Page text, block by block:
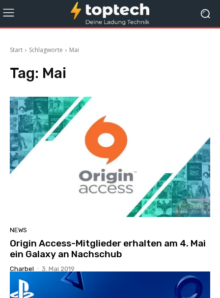
Start Schlagworte Mai
Tag: Mai
NEWS
Origin Access-Mitglieder erhalten am 4. Mai
ein Galaxy an Nachschub
Charbel - 3. Mai 2019